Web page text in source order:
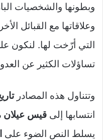
وبطونها والشخصيات
وعلاقاتها مع القبائل
التي أرّخت لها. لنكون
تساؤلات الكثير عن
وتتناول هذه المصادر
انتسابها إلى قيس عيلان
يسلط النص الضوء على